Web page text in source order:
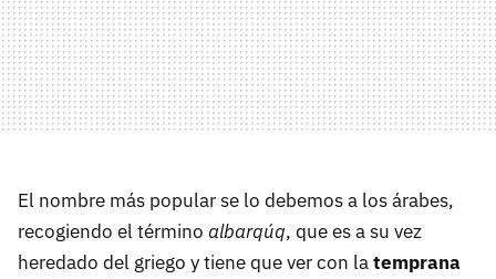
El nombre más popular se lo debemos a los árabes,
recogiendo el término albarqúq, que es a su vez
heredado del griego y tiene que ver con latemprana